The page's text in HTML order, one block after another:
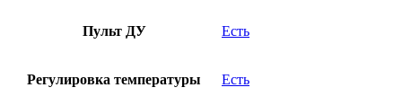
Пульт ДУ Есть
Регулировка температуры Есть